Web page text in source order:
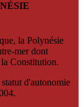
la Polynésie
mer dont
Constitution.
d'autonomie